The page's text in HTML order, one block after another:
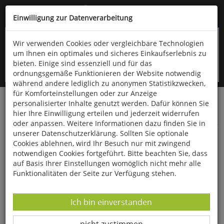
Kompletten Head der Seite überspringen
oder (06766) 9323-960
Startseite Bücher
Quelle & Meyer Verlag
Geowissenschaften
Paläontologie
Jura-Ammoniten
Einwilligung zur Datenverarbeitung
Wir verwenden Cookies oder vergleichbare Technologien
um Ihnen ein optimales und sicheres Einkaufserlebnis zu
bieten. Einige sind essenziell und für das
ordnungsgemäße Funktionieren der Website notwendig
während andere lediglich zu anonymen Statistikzwecken,
für Komforteinstellungen oder zur Anzeige
personalisierter Inhalte genutzt werden. Dafür können Sie
hier Ihre Einwilligung erteilen und jederzeit widerrufen
oder anpassen. Weitere Informationen dazu finden Sie in
unserer Datenschutzerklärung. Sollten Sie optionale
Cookies ablehnen, wird Ihr Besuch nur mit zwingend
notwendigen Cookies fortgeführt. Bitte beachten Sie, dass
auf Basis Ihrer Einstellungen womöglich nicht mehr alle
Funktionalitäten der Seite zur Verfügung stehen.
Datenverarbeitung -
Ich bin einverstanden